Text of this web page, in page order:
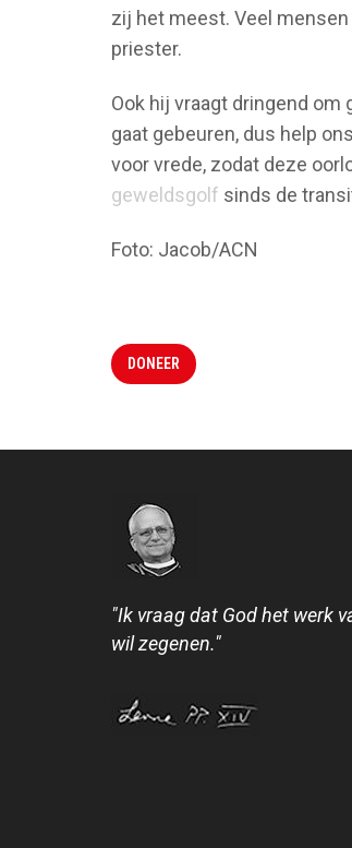
zij het meest. Veel
priester.
Ook hij vraagt dringend
gaat gebeuren, dus help
voor vrede, zodat deze
geweldsgolf sinds de
Foto: Jacob/ACN
DONEER
"Ik vraag dat God het werk
wil zegenen."